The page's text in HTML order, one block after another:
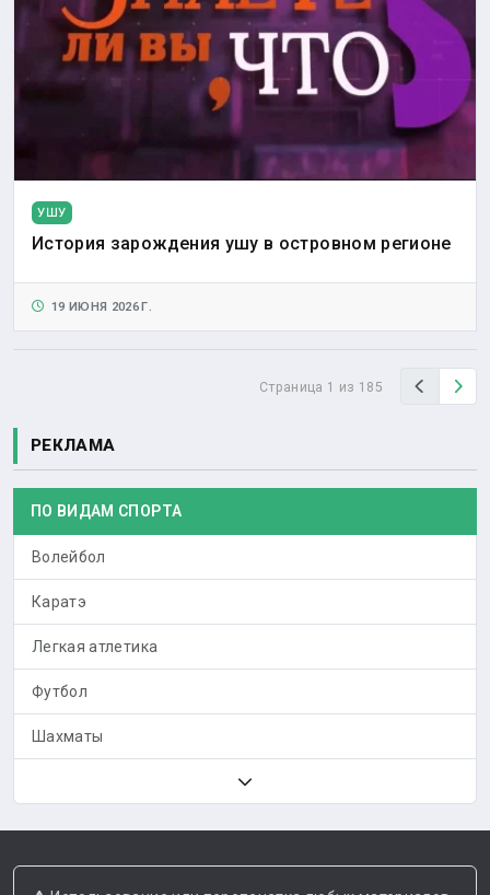
УШУ
История зарождения ушу в островном регионе
19 ИЮНЯ 2026 Г.
Страница 1 из 185 Назад
РЕКЛАМА
ПО ВИДАМ СПОРТА
Волейбол
Каратэ
Легкая атлетика
Футбол
Шахматы